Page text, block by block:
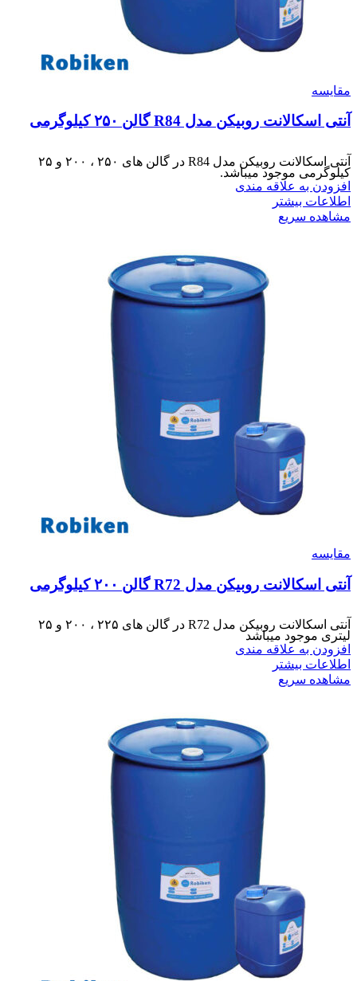
مقایسه
آنتی اسکالانت روبیکن مدل R84 گالن ۲۵۰ کیلوگرمی
آنتی اسکالانت روبیکن مدل R84 در گالن های ۲۵۰ ، ۲۰۰ و ۲۵
کیلوگرمی موجود میباشد.
افزودن به علاقه مندی
اطلاعات بیشتر
مشاهده سریع
مقایسه
آنتی اسکالانت روبیکن مدل R72 گالن ۲۰۰ کیلوگرمی
آنتی اسکالانت روبیکن مدل R72 در گالن های ۲۲۵ ، ۲۰۰ و ۲۵
لیتری موجود میباشد
افزودن به علاقه مندی
اطلاعات بیشتر
مشاهده سریع